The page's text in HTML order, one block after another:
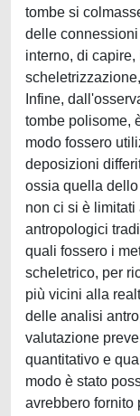
tombe si
delle
interno, di
Infine,
tombe polisome,
modo fossero
deposizioni
ossia quella
non ci si è
antropologici
quali fossero i
scheletrico, per
più vicini alla
delle analisi
valutazione
quantitativo e
modo è stato
avrebbero fornito